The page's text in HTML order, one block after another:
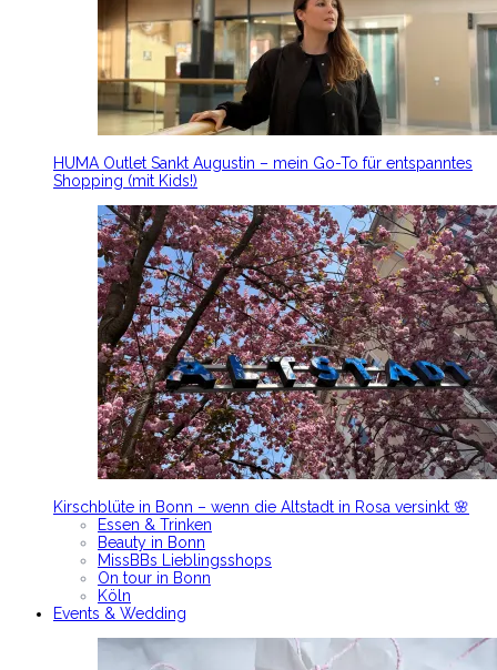
HUMA Outlet Sankt Augustin – mein Go-To für entspanntes
Shopping (mit Kids!)
Kirschblüte in Bonn – wenn die Altstadt in Rosa versinkt 🌸
Essen & Trinken
Beauty in Bonn
MissBBs Lieblingsshops
On tour in Bonn
Köln
Events & Wedding